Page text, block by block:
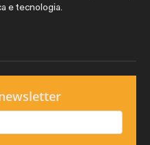
e tecnologia.